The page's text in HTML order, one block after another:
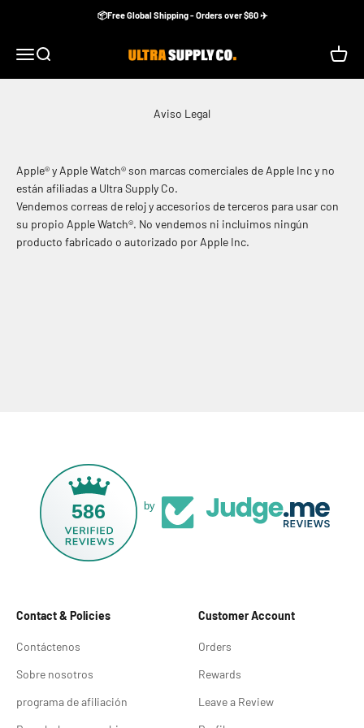
📦Free Global Shipping - Orders over $60 ✈️
MenúBuscar Ultra Supply Co Carrito
Aviso Legal
Apple® y Apple Watch® son marcas comerciales de Apple Inc y no
están afiliadas a Ultra Supply Co.
Vendemos correas de reloj y accesorios de terceros para usar con
su propio Apple Watch®. No vendemos ni incluimos ningún
producto fabricado o autorizado por Apple Inc.
586 by
Contact & Policies
Contáctenos
Sobre nosotros
programa de afiliación
Customer Account
Orders
Rewards
Leave a Review